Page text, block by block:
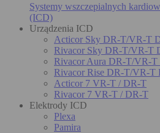
Systemy wszczepialnych
(ICD)
Urządzenia ICD
Acticor Sky DR-T/VR-T
Rivacor Sky DR-T/VR-T
Rivacor Aura DR-T/VR-
Rivacor Rise DR-T/VR-
Acticor 7 VR-T / DR-T
Rivacor 7 VR-T / DR-T
Elektrody ICD
Plexa
Pamira